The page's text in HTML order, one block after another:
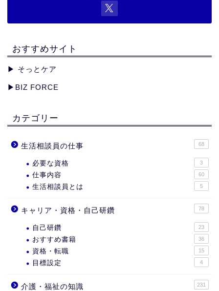
おすすめサイト
▶︎ そっとケア
▶︎ BIZ FORCE
カテゴリー
生活相談員の仕事 68
必要な資格 3
仕事内容 60
生活相談員とは 5
キャリア・資格・自己研鑽 78
自己研鑽 23
おすすめ書籍 36
資格・転職 15
目標設定 4
介護・福祉の知識 231